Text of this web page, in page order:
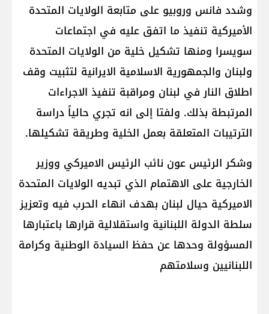
وشدد فانس وروبيو على متابعة الولايات المتحدة
الأميركية تنفيذ ما اتفق عليه في اجتماعات
سويسرا ومنها تشكيل خلية من الولايات المتحدة
ولبنان والجمهورية الاسلامية الايرانية لتثبيت وقف
اطلاق النار في لبنان ومراقبة تنفيذ الاجراءات
المرتبطة بذلك. ولفتا إلى انه تجري حالياً دراسة
الترتيبات المتعلقة بعمل الخلية وطريقة تشكيلها.
وشكر الرئيس عون نائب الرئيس الاميركي ووزير
الخارجية على الاهتمام الذي تبديه الولايات المتحدة
الاميركية حيال لبنان بهدف انهاء الحرب فيه وتعزيز
سلطة الدولة اللبنانية واستقلالية قرارها باعتبارها
المسؤولة وحدها عن حفظ السيادة الوطنية وكرامة
اللبنانيين وسلامتهم